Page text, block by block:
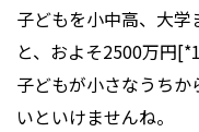
子どもを小中高、大
と、およそ2500万円
子どもが小さなうち
いといけませんね。